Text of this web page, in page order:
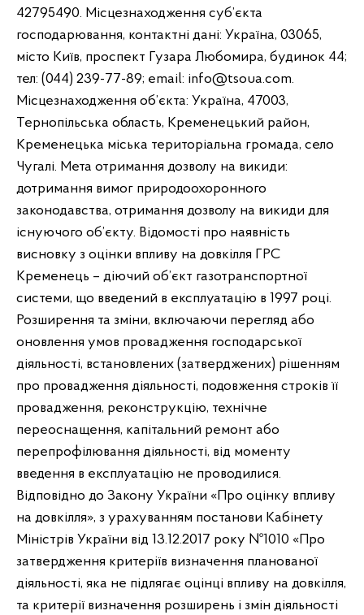
42795490. Місцезнаходження суб’єкта
господарювання, контактні дані: Україна, 03065,
місто Київ, проспект Гузара Любомира, будинок 44;
тел: (044) 239-77-89; email: info@tsoua.com.
Місцезнаходження об’єкта: Україна, 47003,
Тернопільська область, Кременецький район,
Кременецька міська територіальна громада, село
Чугалі. Мета отримання дозволу на викиди:
дотримання вимог природоохоронного
законодавства, отримання дозволу на викиди для
існуючого об’єкту. Відомості про наявність
висновку з оцінки впливу на довкілля ГРС
Кременець – діючий об’єкт газотранспортної
системи, що введений в експлуатацію в 1997 році.
Розширення та зміни, включаючи перегляд або
оновлення умов провадження господарської
діяльності, встановлених (затверджених) рішенням
про провадження діяльності, подовження строків її
провадження, реконструкцію, технічне
переоснащення, капітальний ремонт або
перепрофілювання діяльності, від моменту
введення в експлуатацію не проводилися.
Відповідно до Закону України «Про оцінку впливу
на довкілля», з урахуванням постанови Кабінету
Міністрів України від 13.12.2017 року №1010 «Про
затвердження критеріїв визначення планованої
діяльності, яка не підлягає оцінці впливу на довкілля,
та критерії визначення розширень і змін діяльності